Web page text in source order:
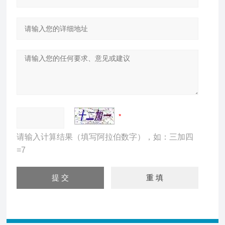
请输入计算结果（填写阿拉伯数字），如：三加四
=7